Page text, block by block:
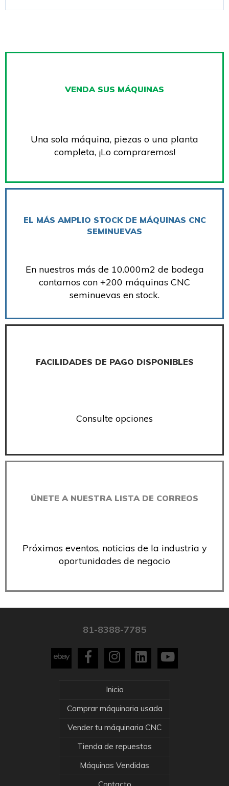
VENDA SUS MÁQUINAS
Una sola máquina, piezas o una planta
completa, ¡Lo compraremos!
EL MÁS AMPLIO STOCK DE MÁQUINAS CNC
SEMINUEVAS
En nuestros más de 10.000m2 de bodega
contamos con +200 máquinas CNC
seminuevas en stock.
FACILIDADES DE PAGO DISPONIBLES
Consulte opciones
ÚNETE A NUESTRA LISTA DE CORREOS
Próximos eventos, noticias de la industria y
oportunidades de negocio
81-8388-7785
Inicio
Comprar máquinaria usada
Vender tu máquinaria CNC
Tienda de repuestos
Máquinas Vendidas